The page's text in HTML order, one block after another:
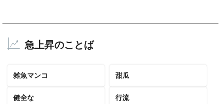
急上昇のことば
雑魚マンコ 甜瓜
健全な 行流